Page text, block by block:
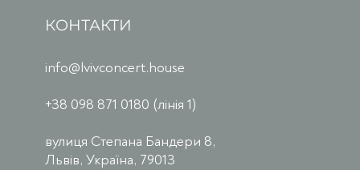
КОНТАКТИ
info@lvivconcert.house
+38 098 871 0180 (лінія 1)
вулиця Степана Бандери 8,
Львів, Україна, 79013